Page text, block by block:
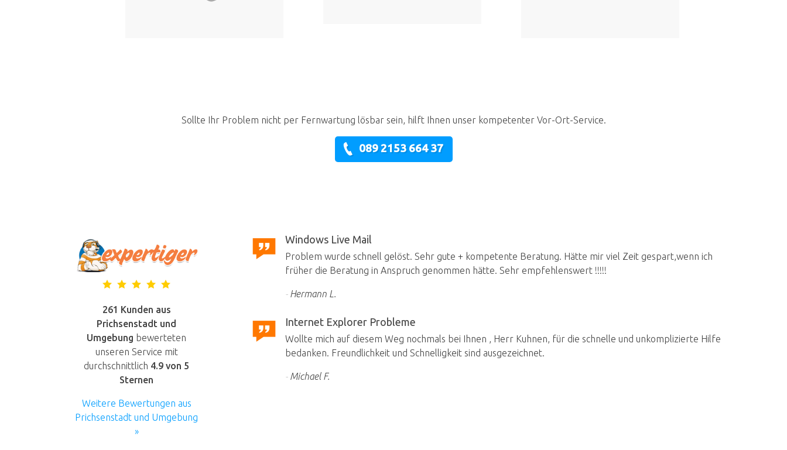
Sollte Ihr Problem nicht per Fernwartung lösbar sein, hilft Ihnen unser kompetenter Vor-Ort-Service.
089 2153 664 37
261 Kunden aus
Prichsenstadt und
Umgebung bewerteten
unseren Service mit
durchschnittlich 4.9 von 5
Sternen
Weitere Bewertungen aus
Prichsenstadt und Umgebung
»
Windows Live Mail
Problem wurde schnell gelöst. Sehr gute + kompetente Beratung. Hätte mir viel Zeit gespart,wenn ich
früher die Beratung in Anspruch genommen hätte. Sehr empfehlenswert !!!!!
Hermann L.
Internet Explorer Probleme
Wollte mich auf diesem Weg nochmals bei Ihnen , Herr Kuhnen, für die schnelle und unkomplizierte Hilfe
bedanken. Freundlichkeit und Schnelligkeit sind ausgezeichnet.
Michael F.